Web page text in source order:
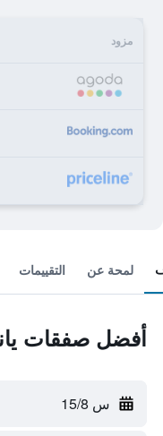
مزود
لمحة عن التقييمات
أفضل صفقات
س 15/8